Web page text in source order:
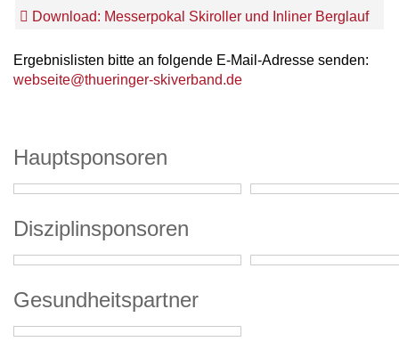
Download: Messerpokal Skiroller und Inliner Berglauf
Ergebnislisten bitte an folgende E-Mail-Adresse senden:
webseite@thueringer-skiverband.de
Hauptsponsoren
Disziplinsponsoren
Gesundheitspartner